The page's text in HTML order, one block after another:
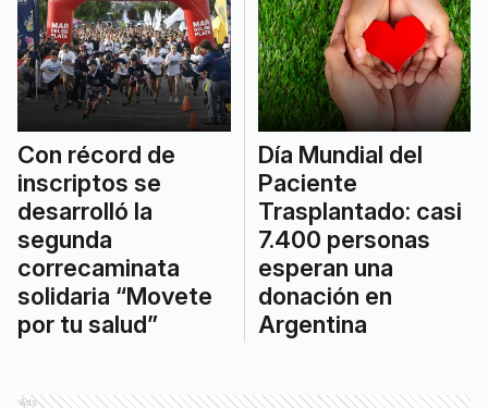
Con récord de
inscriptos se
desarrolló la
segunda
correcaminata
solidaria “Movete
por tu salud”
Día Mundial del
Paciente
Trasplantado: casi
7.400 personas
esperan una
donación en
Argentina
Ads